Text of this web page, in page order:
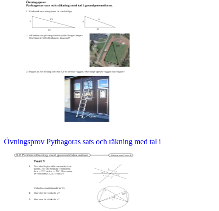
Övningsprov Pythagoras sats och räkning med tal i